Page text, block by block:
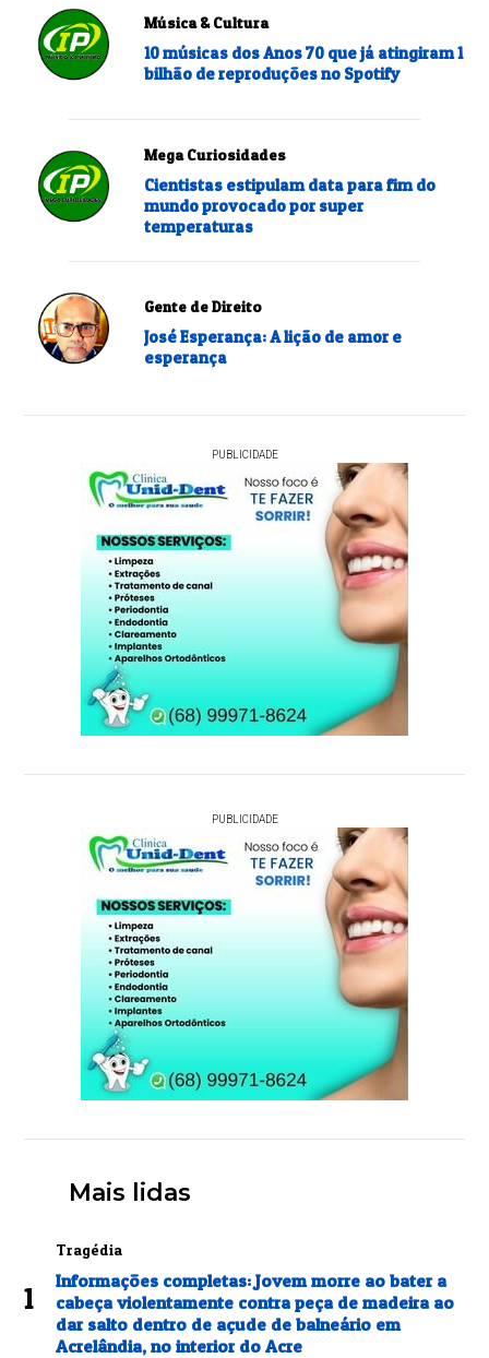
Música & Cultura
10 músicas dos Anos 70 que já atingiram 1
bilhão de reproduções no Spotify
Mega Curiosidades
Cientistas estipulam data para fim do
mundo provocado por super
temperaturas
Gente de Direito
José Esperança: A lição de amor e
esperança
PUBLICIDADE
PUBLICIDADE
Mais lidas
1
Tragédia
Informações completas: Jovem morre ao bater a
cabeça violentamente contra peça de madeira ao
dar salto dentro de açude de balneário em
Acrelândia, no interior do Acre